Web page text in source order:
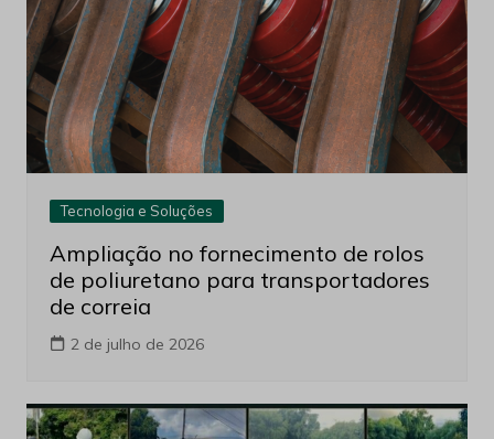
Tecnologia e Soluções
Ampliação no fornecimento de rolos
de poliuretano para transportadores
de correia
2 de julho de 2026